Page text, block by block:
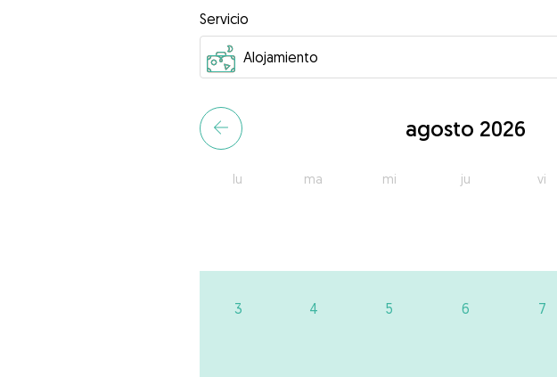
Servicio
agosto 2026
lu ma mi ju vi
3 4 5 6 7